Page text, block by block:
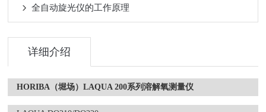
全自动旋光仪的工作原理
详细介绍
HORIBA（堀场）LAQUA 200系列溶解氧测量仪